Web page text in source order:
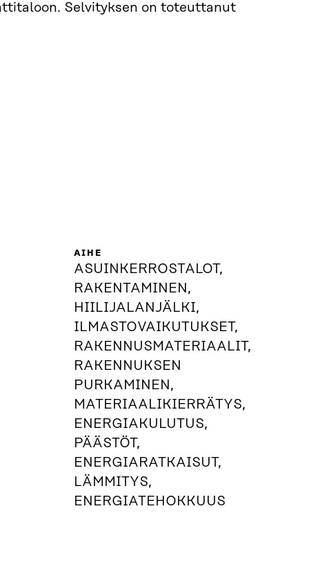
Selvityksen on toteuttanut
AIHE
ASUINKERROSTALOT,
RAKENTAMINEN,
HIILIJALANJÄLKI,
ILMASTOVAIKUTUKSET,
RAKENNUSMATERIAALIT,
RAKENNUKSEN
PURKAMINEN,
MATERIAALIKIERRÄTYS,
ENERGIAKULUTUS,
PÄÄSTÖT,
ENERGIARATKAISUT,
LÄMMITYS,
ENERGIATEHOKKUUS